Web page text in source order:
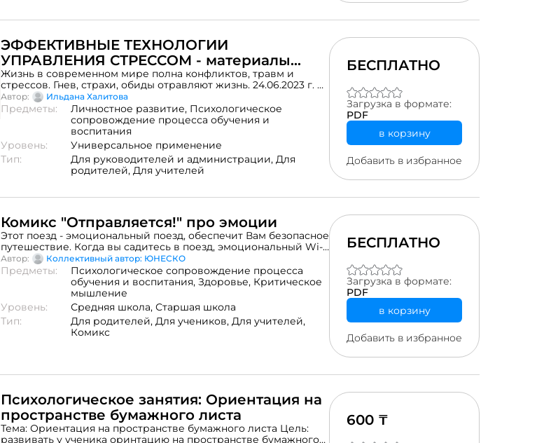
ЭФФЕКТИВНЫЕ ТЕХНОЛОГИИ
УПРАВЛЕНИЯ СТРЕССОМ - материалы
вебинара
Жизнь в современном мире полна конфликтов, травм и
стрессов. Гнев, страхи, обиды отравляют жизнь. 24.06.2023 г. на
базе Teachers Lab был проведен вебинар по техниками
управления стрессом. В материалах вебинара "Эффективные
технологии управления стрессом" дана краткая информация
о техниках и упражнениях, которые позволяют соединиться с
собой, понять чувства, мысли и принимать верные решения в
ситуациях стресса или восстановиться после пережитого
стресса. В предлагаемых материалах также даны ссылки на
бесплатное скачивание книг, где указанные техники
объяснения природы стресса и способы выхода из него.
Автор: Ильдана Халитова
Предметы: Личностное развитие, Психологическое
сопровождение процесса обучения и
воспитания
Уровень:
Универсальное применение
Тип:
Для руководителей и администрации, Для
родителей, Для учителей
БЕСПЛАТНО
Загрузка в формате:
PDF
в корзину
Добавить в избранное
Комикс "Отправляется!" про эмоции
Этот поезд - эмоциональный поезд, обеспечит Вам безопасное
путешествие. Когда вы садитесь в поезд, эмоциональный Wi-
Fi показывает, как вы себя чувствуете.
Автор: Коллективный автор: ЮНЕСКО
Предметы:
Психологическое сопровождение процесса
обучения и воспитания, Здоровье, Критическое
мышление
Уровень:
Средняя школа, Старшая школа
Тип:
Для родителей, Для учеников, Для учителей,
Комикс
БЕСПЛАТНО
Загрузка в формате:
PDF
в корзину
Добавить в избранное
Психологическое занятия: Ориентация на
пространстве бумажного листа
Тема: Ориентация на пространстве бумажного листа Цель:
развивать у ученика оринтацию на пространстве бумажного
600 ₸